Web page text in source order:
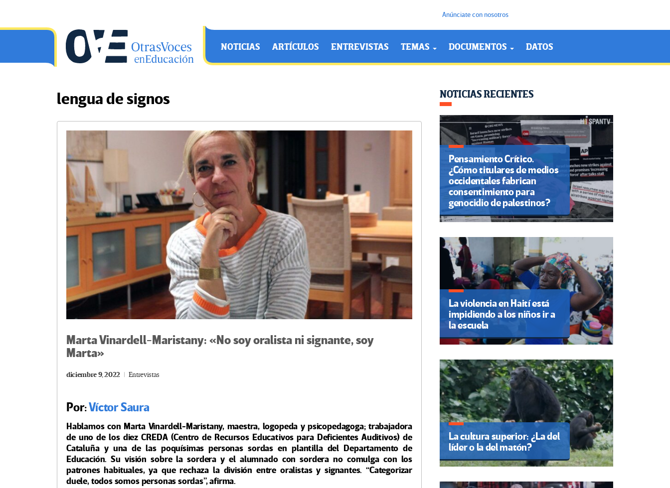
Anúnciate con nosotros
OtrasVocesenEducacion.org
NOTICIAS ARTÍCULOS ENTREVISTAS TEMAS DOCUMENTOS DATOS
lengua de signos
Marta Vinardell-Maristany: «No soy oralista ni signante, soy
Marta»
diciembre 9, 2022 Entrevistas
Por:Víctor Saura
Hablamos con Marta Vinardell-Maristany, maestra, logopeda y psicopedagoga; trabajadora
de uno de los diez CREDA (Centro de Recursos Educativos para Deficientes Auditivos) de
Cataluña y una de las poquísimas personas sordas en plantilla del Departamento de
Educación. Su visión sobre la sordera y el alumnado con sordera no comulga con los
patrones habituales, ya que rechaza la división entre oralistas y signantes. “Categorizar
duele, todos somos personas sordas”, afirma.
NOTICIAS RECIENTES
Pensamiento Crítico.
¿Cómo titulares de medios
occidentales fabrican
consentimiento para
genocidio de palestinos?
La violencia en Haití está
impidiendo a los niños ir a
la escuela
La cultura superior: ¿La del
líder o la del matón?